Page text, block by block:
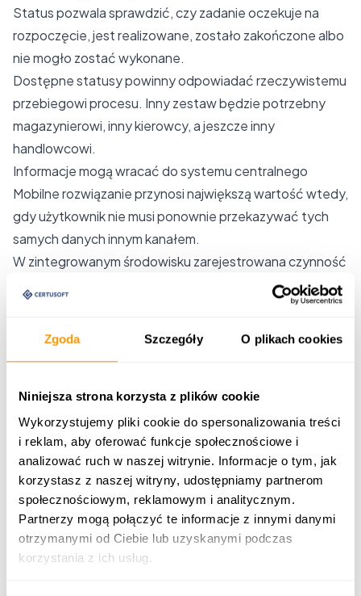
Zgoda Szczegóły O plikach cookies
Niniejsza strona korzysta z plików cookie
Wykorzystujemy pliki cookie do spersonalizowania treści
i reklam, aby oferować funkcje społecznościowe i
analizować ruch w naszej witrynie. Informacje o tym, jak
korzystasz z naszej witryny, udostępniamy partnerom
społecznościowym, reklamowym i analitycznym.
Partnerzy mogą połączyć te informacje z innymi danymi
otrzymanymi od Ciebie lub uzyskanymi podczas
korzystania z ich usług.
Status pozwala sprawdzić, czy zadanie oczekuje na
rozpoczęcie, jest realizowane, zostało zakończone albo
nie mogło zostać wykonane.
Dostępne statusy powinny odpowiadać rzeczywistemu
przebiegowi procesu. Inny zestaw będzie potrzebny
magazynierowi, inny kierowcy, a jeszcze inny
handlowcowi.
Informacje mogą wracać do systemu centralnego
Mobilne rozwiązanie przynosi największą wartość wtedy,
gdy użytkownik nie musi ponownie przekazywać tych
samych danych innym kanałem.
W zintegrowanym środowisku zarejestrowana czynność
może zostać wykorzystana przez kolejne osoby, moduły
lub etapy procesu. Dokładny sposób wymiany informacji
zależy od architektury rozwiązania.
Dostęp jest powiązany z użytkownikiem
otrzymywać dostęp zgodnie z rolą, zakresem
obowiązków oraz uprawnieniami.
Magazynier, kierowca, handlowiec i osoba zarządzająca
zespołem nie muszą widzieć tych samych danych ani
korzystać z identycznych funkcji.
Integracja z ERP, WMS, TMS i CRM
Aplikacja mobilna nie powinna tworzyć kolejnej
odizolowanej bazy danych. Jej zadaniem jest